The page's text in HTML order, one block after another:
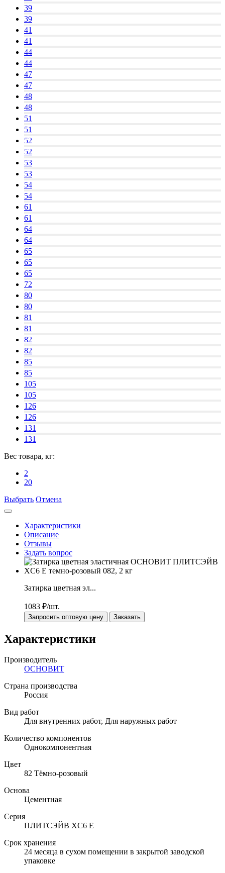
39
39
41
41
44
44
47
47
48
48
51
51
52
52
53
53
54
54
61
61
64
64
65
65
65
72
80
80
81
81
82
82
85
85
105
105
126
126
131
131
Вес товара, кг:
2
20
Выбрать Отмена
Характеристики
Описание
Отзывы
Задать вопрос
Затирка цветная эл...
1083 ₽/шт.
Запросить оптовую цену Заказать
Характеристики
Производитель
ОСНОВИТ
Страна производства
Россия
Вид работ
Для внутренних работ, Для наружных работ
Количество компонентов
Однокомпонентная
Цвет
82 Тёмно-розовый
Основа
Цементная
Серия
ПЛИТСЭЙВ XC6 E
Срок хранения
24 месяца в сухом помещении в закрытой заводской
упаковке